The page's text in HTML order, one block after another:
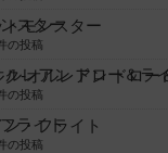
モンスター
の投稿
-オルレアン ドロー
の投稿
・フライト
の投稿